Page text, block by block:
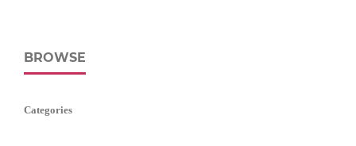
BROWSE
Categories